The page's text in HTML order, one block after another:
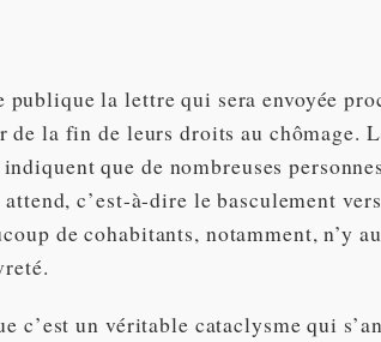
publique la lettre qui sera envoyée
de la fin de leurs droits au chômage.
que de nombreuses
c’est-à-dire le basculement
de cohabitants, notamment, n’y
c’est un véritable cataclysme qui